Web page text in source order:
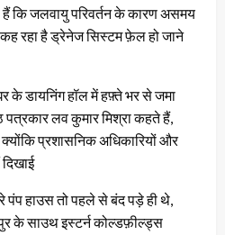
कि जलवायु परिवर्तन के कारण असमय
कह रहा है ड्रेनेज सिस्टम फ़ेल हो जाने
डायनिंग हॉल में हफ़्ते भर से जमा
पत्रकार लव कुमार मिश्रा कहते हैं,
प्रशासनिक अधिकारियों और
पंप हाउस तो पहले से बंद पड़े ही थे,
के साउथ इस्टर्न कोल्डफ़ील्ड्स